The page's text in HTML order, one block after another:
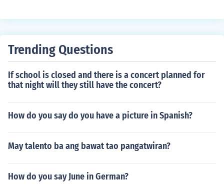
Trending Questions
If school is closed and there is a concert planned for
that night will they still have the concert?
How do you say do you have a picture in Spanish?
May talento ba ang bawat tao pangatwiran?
How do you say June in German?